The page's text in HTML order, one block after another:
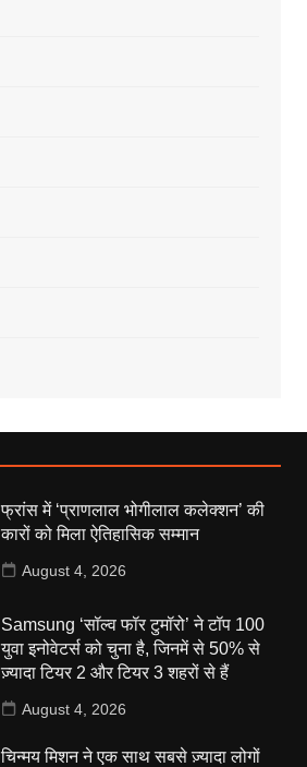
फ्रांस में ‘प्राणलाल भोगीलाल कलेक्शन’ की
कारों को मिला ऐतिहासिक सम्मान
August 4, 2026
Samsung ‘सॉल्व फॉर टुमॉरो’ ने टॉप 100
युवा इनोवेटर्स को चुना है, जिनमें से 50% से
ज़्यादा टियर 2 और टियर 3 शहरों से हैं
August 4, 2026
चिन्मय मिशन ने एक साथ सबसे ज़्यादा लोगों